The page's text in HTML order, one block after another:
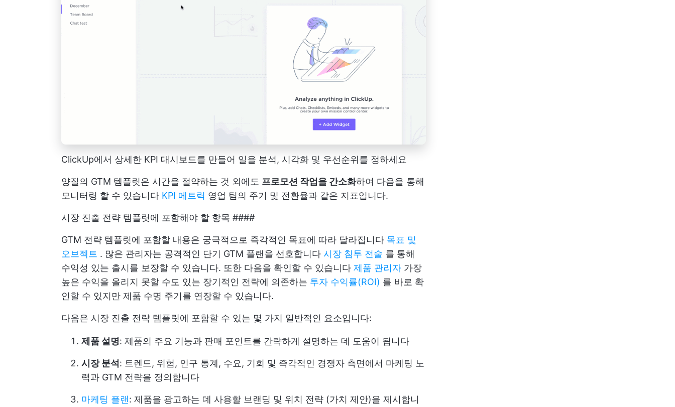
ClickUp에서 상세한 KPI 대시보드를 만들어 일을 분석, 시각화 및 우선순위를 정하세요
양질의 GTM 템플릿은 시간을 절약하는 것 외에도 프로모션 작업을 간소화하여 다음을 통해
모니터링 할 수 있습니다 KPI 메트릭 영업 팀의 주기 및 전환율과 같은 지표입니다.
시장 진출 전략 템플릿에 포함해야 할 항목 ####
GTM 전략 템플릿에 포함할 내용은 궁극적으로 즉각적인 목표에 따라 달라집니다 목표 및
오브젝트 . 많은 관리자는 공격적인 단기 GTM 플랜을 선호합니다 시장 침투 전술 를 통해
수익성 있는 출시를 보장할 수 있습니다. 또한 다음을 확인할 수 있습니다 제품 관리자 가장
높은 수익을 올리지 못할 수도 있는 장기적인 전략에 의존하는 투자 수익률(ROI) 를 바로 확
인할 수 있지만 제품 수명 주기를 연장할 수 있습니다.
다음은 시장 진출 전략 템플릿에 포함할 수 있는 몇 가지 일반적인 요소입니다:
제품 설명: 제품의 주요 기능과 판매 포인트를 간략하게 설명하는 데 도움이 됩니다
시장 분석: 트렌드, 위험, 인구 통계, 수요, 기회 및 즉각적인 경쟁자 측면에서 마케팅 노
력과 GTM 전략을 정의합니다
마케팅 플랜: 제품을 광고하는 데 사용할 브랜딩 및 위치 전략 (가치 제안)을 제시합니